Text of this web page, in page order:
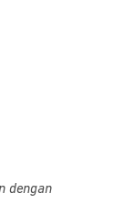
dengan